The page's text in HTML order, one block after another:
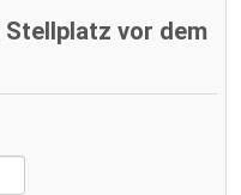
Stellplatz vor dem